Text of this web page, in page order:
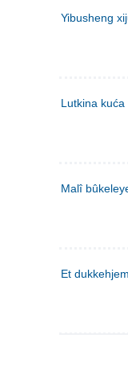
Yibusheng
Lutkina kuća
Malî
Et dukkehjem